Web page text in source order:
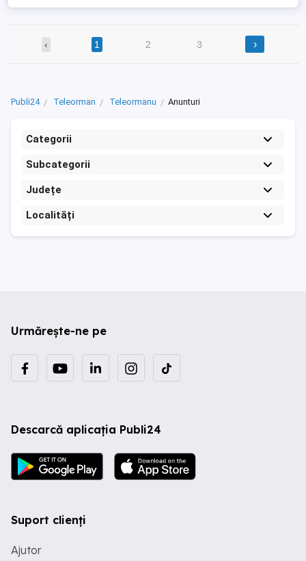
‹ 1 2 3 ›
Publi24 Teleorman Teleormanu Anunturi
Categorii
Subcategorii
Județe
Localități
Urmărește-ne pe
Descarcă aplicația Publi24
Suport clienți
Ajutor